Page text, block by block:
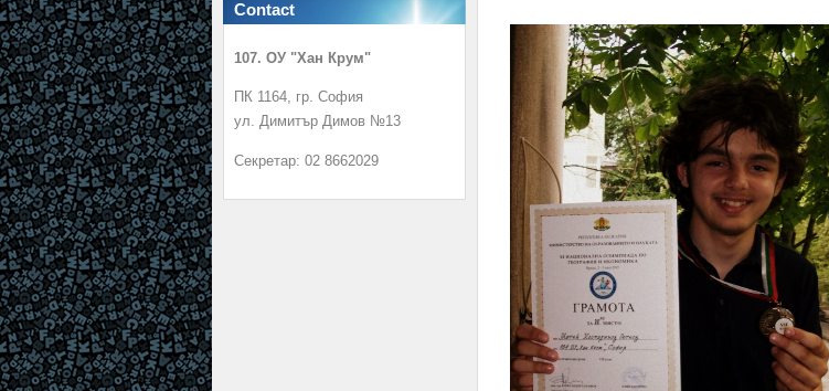
Contact
107. ОУ "Хан Крум"
ПК 1164, гр. София
ул. Димитър Димов №13
Секретар: 02 8662029